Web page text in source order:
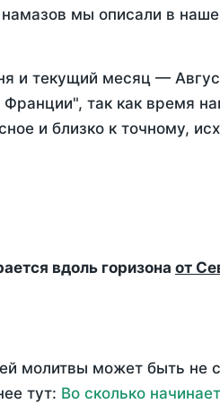
мы описали в
и текущий месяц —
так как время
и близко к точному,
вдоль горизона от
молитвы может быть не
тут: Во сколько